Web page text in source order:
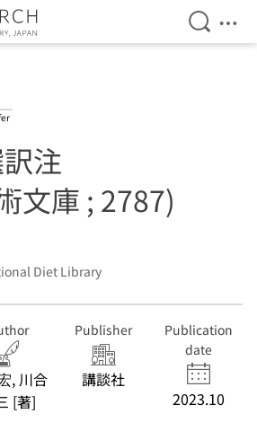
Open
注
文庫 ; 2787)
Diet Library
, 川合
[著]
Publisher
講談社
Publication
date
2023.10